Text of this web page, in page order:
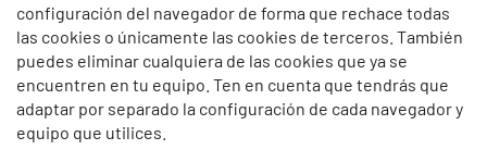
configuración del navegador de forma que rechace todas
las cookies o únicamente las cookies de terceros. También
puedes eliminar cualquiera de las cookies que ya se
encuentren en tu equipo. Ten en cuenta que tendrás que
adaptar por separado la configuración de cada navegador y
equipo que utilices.